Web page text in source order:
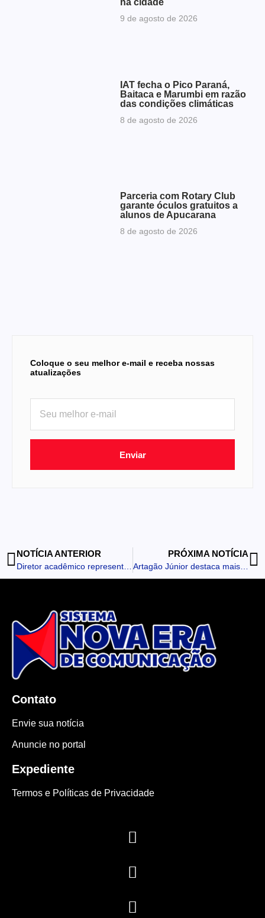
9 de agosto de 2026
IAT fecha o Pico Paraná,
Baitaca e Marumbi em razão
das condições climáticas
8 de agosto de 2026
Parceria com Rotary Club
garante óculos gratuitos a
alunos de Apucarana
8 de agosto de 2026
Coloque o seu melhor e-mail e receba nossas
atualizações
Enviar
NOTÍCIA ANTERIOR PRÓXIMA NOTÍCIA
Artagão Júnior destaca mais de R$ 32 milhões em investimentos durante agenda em Borrazópolis
Contato
Envie sua notícia
Anuncie no portal
Expediente
Termos e Políticas de Privacidade